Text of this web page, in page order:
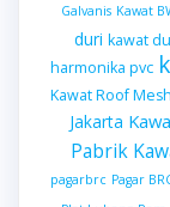
Galvanis Kawat
duri kawat
harmonika pvc
Kawat Roof Mesh
Jakarta
Pabrik
pagarbrc Pagar